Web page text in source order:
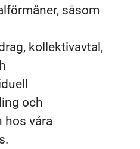
såsom
kollektivavtal,
och
hos våra